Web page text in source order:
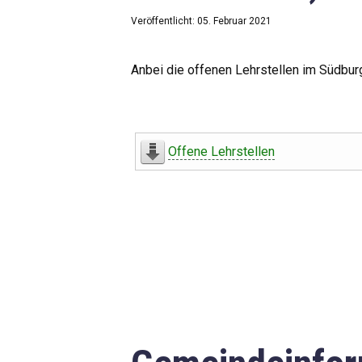
Veröffentlicht: 05. Februar 2021
Anbei die offenen Lehrstellen im
Offene Lehrstellen